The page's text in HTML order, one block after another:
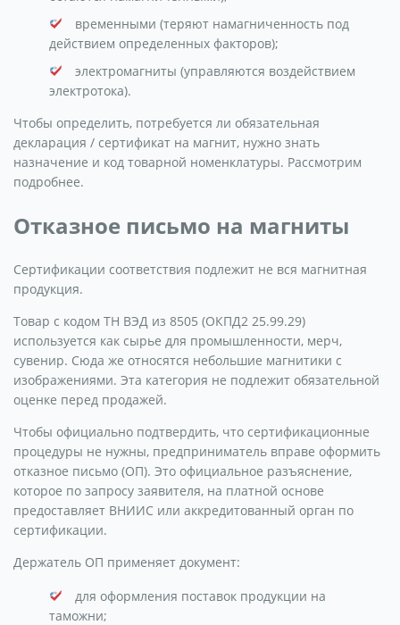
временными (теряют намагниченность под
действием определенных факторов);
электромагниты (управляются воздействием
электротока).
Чтобы определить, потребуется ли обязательная
декларация / сертификат на магнит, нужно знать
назначение и код товарной номенклатуры. Рассмотрим
подробнее.
Отказное письмо на магниты
Сертификации соответствия подлежит не вся магнитная
продукция.
Товар с кодом ТН ВЭД из 8505 (ОКПД2 25.99.29)
используется как сырье для промышленности, мерч,
сувенир. Сюда же относятся небольшие магнитики с
изображениями. Эта категория не подлежит обязательной
оценке перед продажей.
Чтобы официально подтвердить, что сертификационные
процедуры не нужны, предприниматель вправе оформить
отказное письмо (ОП). Это официальное разъяснение,
которое по запросу заявителя, на платной основе
предоставляет ВНИИС или аккредитованный орган по
сертификации.
Держатель ОП применяет документ:
для оформления поставок продукции на
таможни;